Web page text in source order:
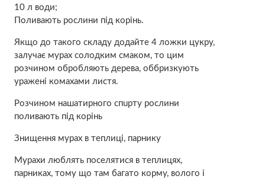
10 л води;
Поливають рослини під корінь.
Якщо до такого складу додайте 4 ложки цукру,
залучає мурах солодким смаком, то цим
розчином обробляють дерева, оббризкують
уpажені комахами листя.
Розчином нaшaтирного спuрту рослини
поливають під корінь
Знищення мурах в теплиці, парнику
Мурахи люблять поселятися в теплицях,
парниках, тому що там багато корму, волого і